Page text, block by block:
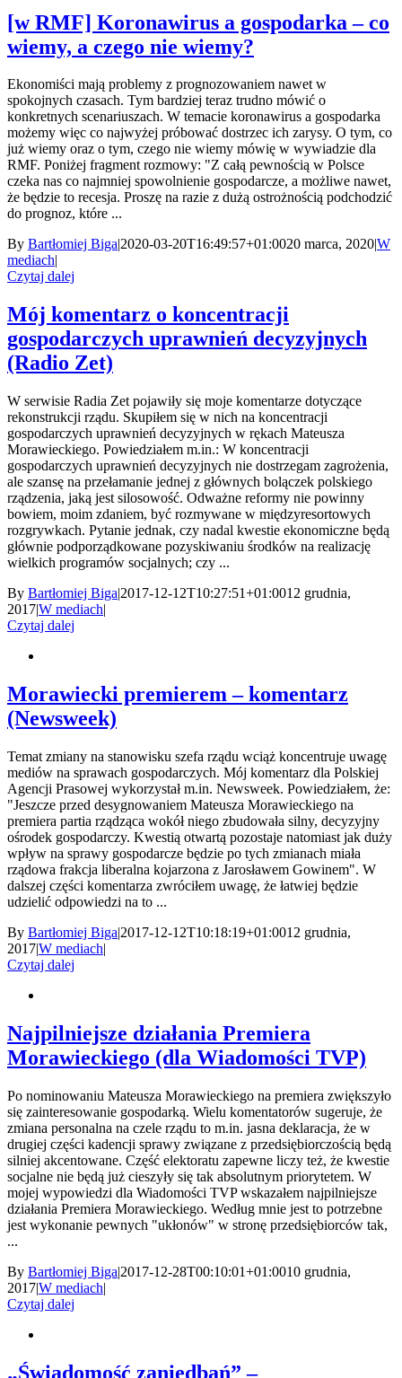
[w RMF] Koronawirus a gospodarka – co
wiemy, a czego nie wiemy?
Ekonomiści mają problemy z prognozowaniem nawet w
spokojnych czasach. Tym bardziej teraz trudno mówić o
konkretnych scenariuszach. W temacie koronawirus a gospodarka
możemy więc co najwyżej próbować dostrzec ich zarysy. O tym, co
już wiemy oraz o tym, czego nie wiemy mówię w wywiadzie dla
RMF. Poniżej fragment rozmowy: "Z całą pewnością w Polsce
czeka nas co najmniej spowolnienie gospodarcze, a możliwe nawet,
że będzie to recesja. Proszę na razie z dużą ostrożnością podchodzić
do prognoz, które ...
By Bartłomiej Biga|2020-03-20T16:49:57+01:0020 marca, 2020|W
mediach|
Czytaj dalej
Mój komentarz o koncentracji
gospodarczych uprawnień decyzyjnych
(Radio Zet)
W serwisie Radia Zet pojawiły się moje komentarze dotyczące
rekonstrukcji rządu. Skupiłem się w nich na koncentracji
gospodarczych uprawnień decyzyjnych w rękach Mateusza
Morawieckiego. Powiedziałem m.in.: W koncentracji
gospodarczych uprawnień decyzyjnych nie dostrzegam zagrożenia,
ale szansę na przełamanie jednej z głównych bolączek polskiego
rządzenia, jaką jest silosowość. Odważne reformy nie powinny
bowiem, moim zdaniem, być rozmywane w międzyresortowych
rozgrywkach. Pytanie jednak, czy nadal kwestie ekonomiczne będą
głównie podporządkowane pozyskiwaniu środków na realizację
wielkich programów socjalnych; czy ...
By Bartłomiej Biga|2017-12-12T10:27:51+01:0012 grudnia,
2017|W mediach|
Czytaj dalej
Morawiecki premierem – komentarz
(Newsweek)
Temat zmiany na stanowisku szefa rządu wciąż koncentruje uwagę
mediów na sprawach gospodarczych. Mój komentarz dla Polskiej
Agencji Prasowej wykorzystał m.in. Newsweek. Powiedziałem, że:
"Jeszcze przed desygnowaniem Mateusza Morawieckiego na
premiera partia rządząca wokół niego zbudowała silny, decyzyjny
ośrodek gospodarczy. Kwestią otwartą pozostaje natomiast jak duży
wpływ na sprawy gospodarcze będzie po tych zmianach miała
rządowa frakcja liberalna kojarzona z Jarosławem Gowinem". W
dalszej części komentarza zwróciłem uwagę, że łatwiej będzie
udzielić odpowiedzi na to ...
By Bartłomiej Biga|2017-12-12T10:18:19+01:0012 grudnia,
2017|W mediach|
Czytaj dalej
Najpilniejsze działania Premiera
Morawieckiego (dla Wiadomości TVP)
Po nominowaniu Mateusza Morawieckiego na premiera zwiększyło
się zainteresowanie gospodarką. Wielu komentatorów sugeruje, że
zmiana personalna na czele rządu to m.in. jasna deklaracja, że w
drugiej części kadencji sprawy związane z przedsiębiorczością będą
silniej akcentowane. Część elektoratu zapewne liczy też, że kwestie
socjalne nie będą już cieszyły się tak absolutnym priorytetem. W
mojej wypowiedzi dla Wiadomości TVP wskazałem najpilniejsze
działania Premiera Morawieckiego. Według mnie jest to potrzebne
jest wykonanie pewnych "ukłonów" w stronę przedsiębiorców tak,
...
By Bartłomiej Biga|2017-12-28T00:10:01+01:0010 grudnia,
2017|W mediach|
Czytaj dalej
„Świadomość zaniedbań” –